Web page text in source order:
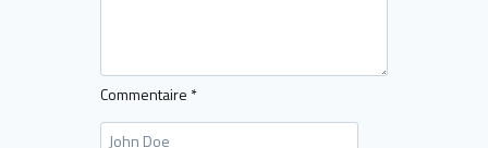
Commentaire *